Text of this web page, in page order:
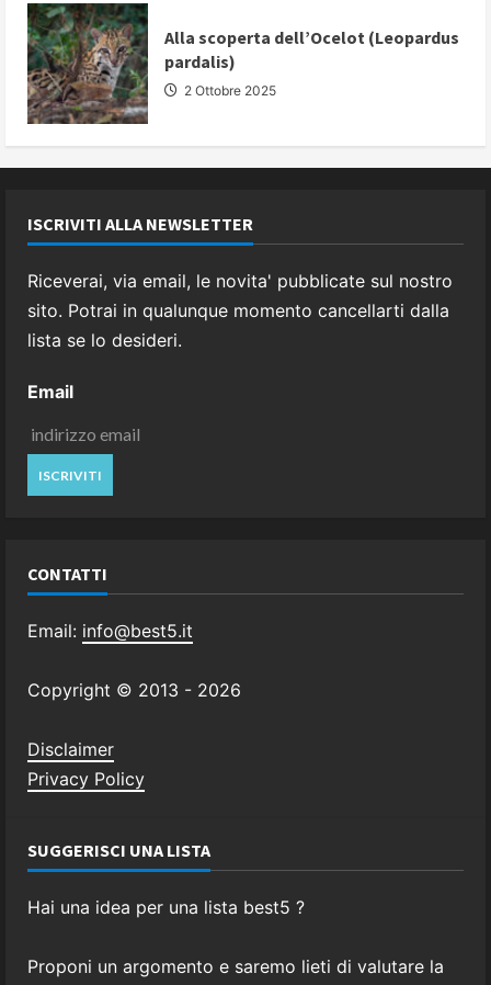
Alla scoperta dell’Ocelot (Leopardus
pardalis)
2 Ottobre 2025
ISCRIVITI ALLA NEWSLETTER
Riceverai, via email, le novita' pubblicate sul nostro
sito. Potrai in qualunque momento cancellarti dalla
lista se lo desideri.
Email
CONTATTI
Email: info@best5.it
Copyright © 2013 - 2026
Disclaimer
Privacy Policy
SUGGERISCI UNA LISTA
Hai una idea per una lista best5 ?
Proponi un argomento e saremo lieti di valutare la